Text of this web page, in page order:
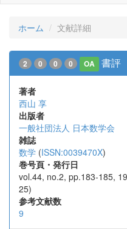
ホーム 文献詳細
2 0 0 0 OA 書評
著者
西山 享
出版者
一般社団法人 日本数学会
雑誌
数学 (ISSN:0039470X)
巻号頁・発行日
vol.44, no.2, pp.183-185,
25)
参考文献数
9